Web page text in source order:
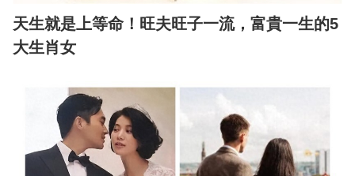
天生就是上等命！旺夫旺子一流，富貴一生的5
大生肖女